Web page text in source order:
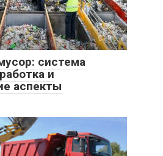
0
система
и
аспекты